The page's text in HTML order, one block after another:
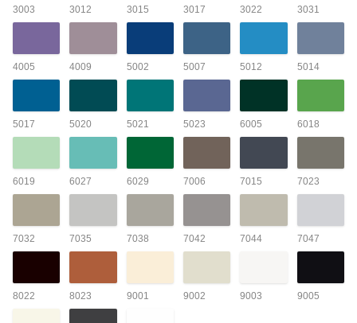
3003 3012 3015 3017 3022 3031
4005 4009 5002 5007 5012 5014
5017 5020 5021 5023 6005 6018
6019 6027 6029 7006 7015 7023
7032 7035 7038 7042 7044 7047
8022 8023 9001 9002 9003 9005